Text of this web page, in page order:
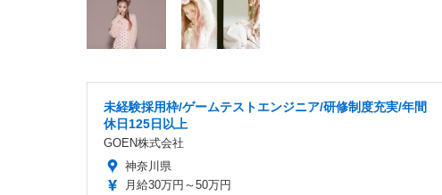
未経験採用枠/ゲームテストエンジニア/研修制度充実/年間
休日125日以上
GOEN株式会社
神奈川県
月給30万円～50万円